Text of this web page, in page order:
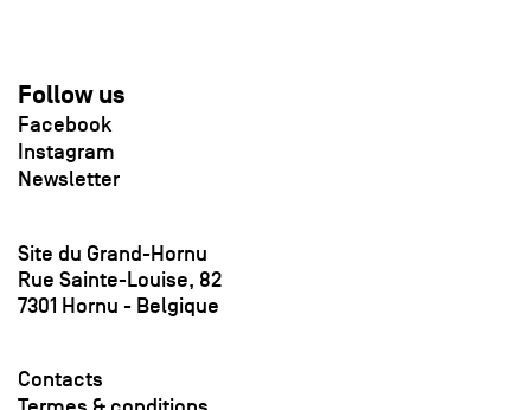
Follow us
Facebook
Instagram
Newsletter
Site du Grand-Hornu
Rue Sainte-Louise, 82
7301 Hornu - Belgique
Contacts